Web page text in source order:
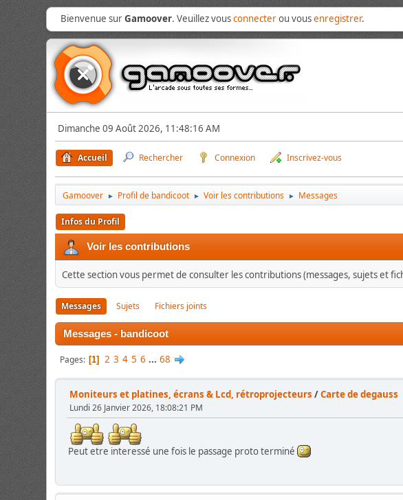
Bienvenue surGamoover. Veuillez vousconnecterou vousenregistrer.
Dimanche 09 Août 2026, 11:48:16 AM
Accueil Rechercher Connexion Inscrivez-vous
Gamoover ► Profil de bandicoot ► Voir les contributions ► Messages
Infos du Profil
Voir les contributions
Cette section vous permet de consulter les contributions (messages, sujets et
Messages Sujets Fichiers joints
Messages - bandicoot
Pages 1 2 3 4 5 6 ... 68
Moniteurs et platines, écrans & Lcd, rétroprojecteurs /Carte de degauss
Lundi 26 Janvier 2026, 18:08:21 PM
Peut etre interessé une fois le passage proto terminé